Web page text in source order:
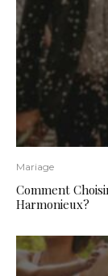
Mariage
Comment
Harmonieux?